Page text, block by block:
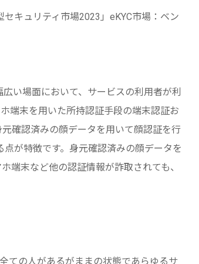
キュリティ市場2023」eKYC市場：ベン
い場面において、サービスの利用者が利
端末を用いた所持認証手段の端末認証お
確認済みの顔データを用いて顔認証を行
が特徴です。身元確認済みの顔データを
端末など他の認証情報が詐取されても、
ての人があるがままの状態であらゆるサ